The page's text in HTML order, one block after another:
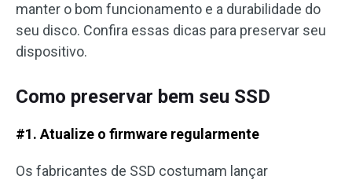
manter o bom funcionamento e a durabilidade do
seu disco. Confira essas dicas para preservar seu
dispositivo.
Como preservar bem seu SSD
#1. Atualize o firmware regularmente
Os fabricantes de SSD costumam lançar